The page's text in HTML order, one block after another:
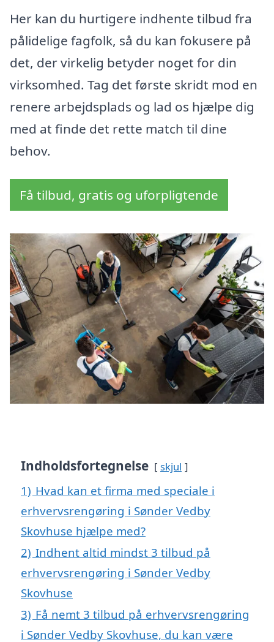
Her kan du hurtigere indhente tilbud fra
pålidelige fagfolk, så du kan fokusere på
det, der virkelig betyder noget for din
virksomhed. Tag det første skridt mod en
renere arbejdsplads og lad os hjælpe dig
med at finde det rette match til dine
behov.
Få tilbud, gratis og uforpligtende
Indholdsfortegnelse skjul
1) Hvad kan et firma med speciale i
erhvervsrengøring i Sønder Vedby
Skovhuse hjælpe med?
2) Indhent altid mindst 3 tilbud på
erhvervsrengøring i Sønder Vedby
Skovhuse
3) Få nemt 3 tilbud på erhvervsrengøring
i Sønder Vedby Skovhuse, du kan være